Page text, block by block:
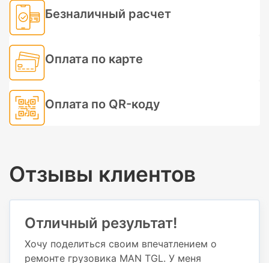
Безналичный расчет
Оплата по карте
Оплата по QR-коду
Отзывы клиентов
Отличный результат!
Хочу поделиться своим впечатлением о
ремонте грузовика MAN TGL. У меня